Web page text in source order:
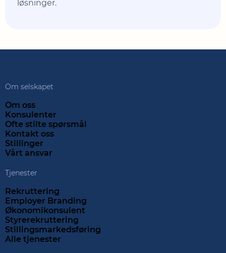
løsninger.
Om selskapet
Om oss
Konsulenter
Ofte stilte spørsmål
Kontakt oss
Stillinger
Vårt ansvar
Tjenester
Rekruttering
Employer Branding
Økonomikonsulent
Styrerekruttering
Stillingsmarkedsføring
Alle tjenester